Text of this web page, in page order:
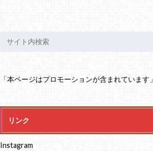
「本ページはプロモーションが含まれています」
リンク
Instagram